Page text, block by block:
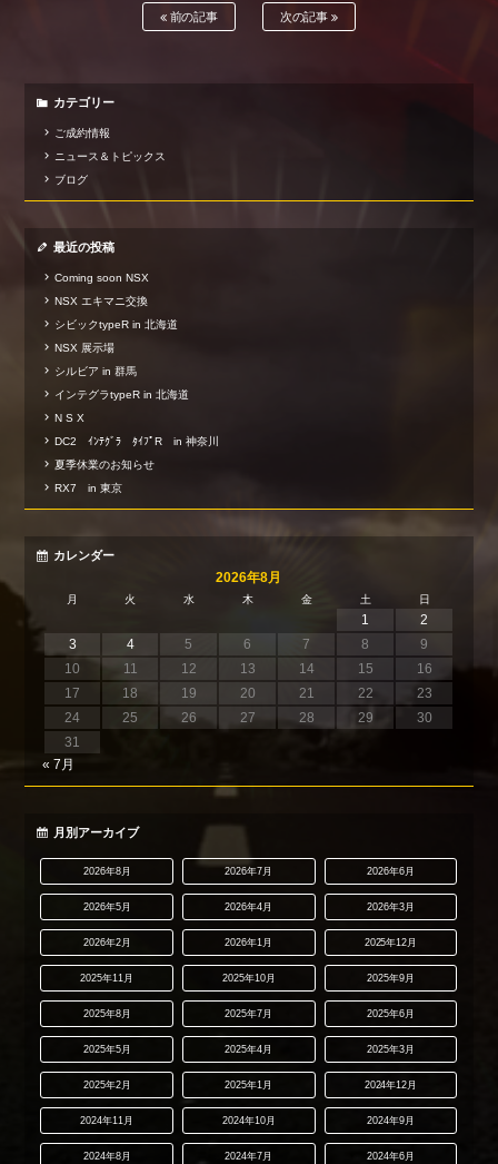
前の記事 次の記事
カテゴリー
ご成約情報
ニュース＆トピックス
ブログ
最近の投稿
Coming soon NSX
NSX エキマニ交換
シビックtypeR in 北海道
NSX 展示場
シルビア in 群馬
インテグラtypeR in 北海道
N S X
DC2 ｲﾝﾃｸﾞﾗ ﾀｲﾌﾟR in 神奈川
夏季休業のお知らせ
RX7 in 東京
カレンダー
2026年8月
月 火 水 木 金 土 日
1
2
3
4 5 6 7 8
9
10
11 12 13 14 15
16
17
18 19 20 21 22
23
24
25 26 27 28 29
30
31
« 7月
月別アーカイブ
2026年8月 2026年7月 2026年6月
2026年5月 2026年4月 2026年3月
2026年2月 2026年1月 2025年12月
2025年11月 2025年10月 2025年9月
2025年8月 2025年7月 2025年6月
2025年5月 2025年4月 2025年3月
2025年2月 2025年1月 2024年12月
2024年11月 2024年10月 2024年9月
2024年8月 2024年7月 2024年6月